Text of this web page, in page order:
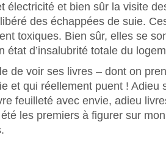
électricité et bien sûr la visite
des échappées de suie.
toxiques. Bien sûr, elles se
état d’insalubrité totale du
de voir ses livres – dont on
et qui réellement puent ! Adieu
feuilleté avec envie, adieu
été les premiers à figurer sur